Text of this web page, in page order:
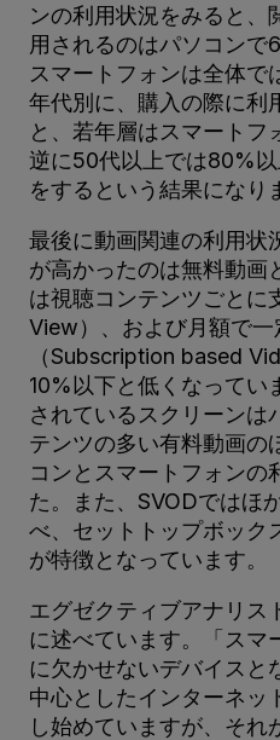
ンの利用状況をみると、
用されるのはパソコンで
スマートフォンは全体で
年代別に、購入の際に利
と、若年層はスマートフ
逆に50代以上では80%
をするという結果になり
最後に動画関連の利用状
が高かったのは無料動画
は視聴コンテンツごとに
View）、および月額で
（Subscription based
10%以下と低くなってい
されているスクリーンは
テンツの多い有料動画の
コンとスマートフォンの
た。また、SVODではほ
べ、セットトップボック
が特徴となっています。
エグゼクティブアナリス
に述べています。「スマ
に欠かせないデバイスと
中心としたインターネッ
し始めていますが、それ